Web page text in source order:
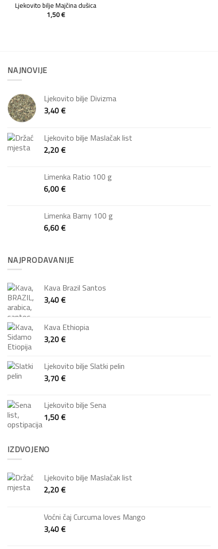
Ljekovito bilje Majčina dušica
1,50€
NAJNOVIJE
Ljekovito bilje Divizma
3,40€
Ljekovito bilje Maslačak list
2,20€
Limenka Ratio 100 g
6,00€
Limenka Barny 100 g
6,60€
NAJPRODAVANIJE
Kava Brazil Santos
3,40€
Kava Ethiopia
3,20€
Ljekovito bilje Slatki pelin
3,70€
Ljekovito bilje Sena
1,50€
IZDVOJENO
Ljekovito bilje Maslačak list
2,20€
Voćni čaj Curcuma loves Mango
3,40€